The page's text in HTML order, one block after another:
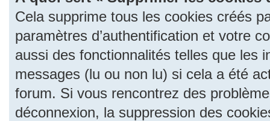
Cela supprime tous les cookies créés
paramètres d’authentification et votre
aussi des fonctionnalités telles que les
messages (lu ou non lu) si cela a été
forum. Si vous rencontrez des
déconnexion, la suppression des